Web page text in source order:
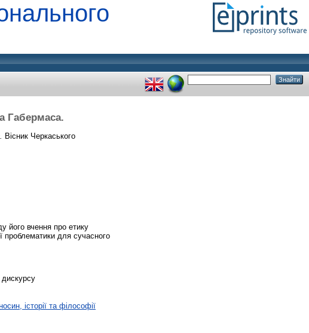
Габермаса.
Вісник Черкаського
його вчення про етику
проблематики для сучасного
історії та філософії